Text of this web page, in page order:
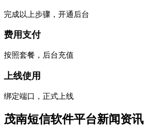
完成以上步骤，开通后台
费用支付
按照套餐，后台充值
上线使用
绑定端口，正式上线
茂南短信软件平台新闻资讯